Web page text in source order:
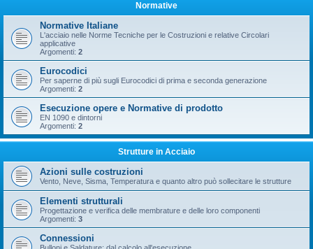
Normative
Normative Italiane
L'acciaio nelle Norme Tecniche per le Costruzioni e relative Circolari
applicative
Argomenti: 2
Eurocodici
Per saperne di più sugli Eurocodici di prima e seconda generazione
Argomenti: 2
Esecuzione opere e Normative di prodotto
EN 1090 e dintorni
Argomenti: 2
Strutture in Acciaio
Azioni sulle costruzioni
Vento, Neve, Sisma, Temperatura e quanto altro può sollecitare le strutture
Elementi strutturali
Progettazione e verifica delle membrature e delle loro componenti
Argomenti: 3
Connessioni